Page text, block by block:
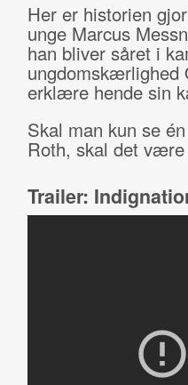
Her er historien
unge Marcus
han bliver såret i
ungdomskærlighed
erklære hende sin
Skal man kun se
Roth, skal det være
Trailer: